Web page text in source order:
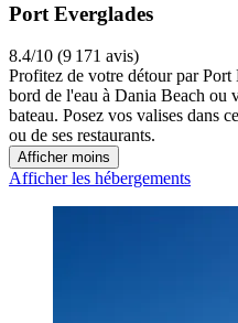
Port Everglades
8.4/10 (9 171 avis)
Profitez de votre détour par Port
bord de l'eau à Dania Beach ou
bateau. Posez vos valises dans
ou de ses restaurants.
Afficher moins
Afficher les hébergements